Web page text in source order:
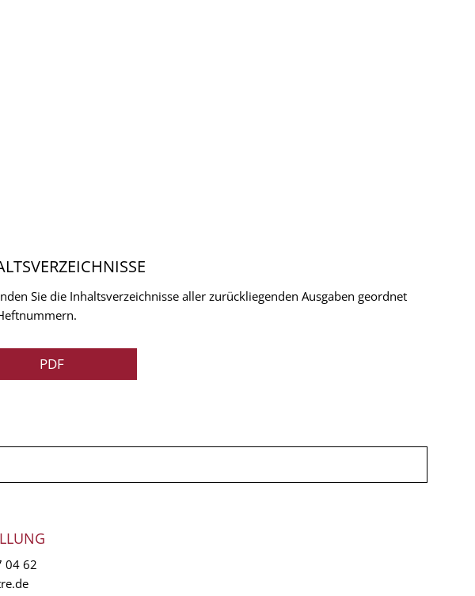
Sie die Inhaltsverzeichnisse aller zurückliegenden Ausgaben geordnet
PDF
04 62